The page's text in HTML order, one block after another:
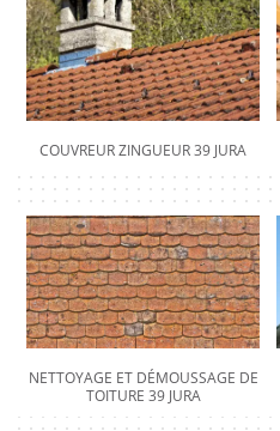
COUVREUR ZINGUEUR 39 JURA
NETTOYAGE ET DÉMOUSSAGE DE
TOITURE 39 JURA